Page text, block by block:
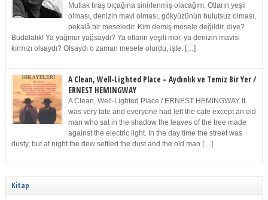
Mutlak tıraş bıçağına sinirlenmiş olacağım. Otların yeşil
olması, denizin mavi olması, gökyüzünün bulutsuz olması,
pekalâ bir meseledir. Kim demiş mesele değildir, diye?
Budalalık! Ya yağmur yağsaydı? Ya otların yeşili mor, ya denizin mavisi
kırmızı olsaydı? Olsaydı o zaman mesele olurdu, işte. […]
A Clean, Well-Lighted Place – Aydınlık ve Temiz Bir Yer /
ERNEST HEMINGWAY
A Clean, Well-Lighted Place / ERNEST HEMINGWAY It
was very late and everyone had left the cafe except an old
man who sat in the shadow the leaves of the tree made
against the electric light. In the day time the street was
dusty, but at night the dew settled the dust and the old man […]
Kitap